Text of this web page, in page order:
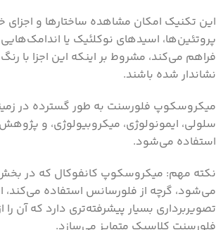
این تکنیک امکان مشاهده ساختارها و اجزای
پروتئین‌ها، اسیدهای نوکلئیک یا اندامک‌هایی
فراهم می‌کند، مشروط بر اینکه این اجزا با
نشاندار شده باشند.
میکروسکوپ فلورسنت به طور گسترده در
سلولی، ایمونولوژی، میکروبیولوژی، و
استفاده می‌شود.
نکته مهم: میکروسکوپ کانفوکال که در
می‌شود، گرچه از فلورسانس استفاده می‌کند،
تصویربرداری بسیار پیشرفته‌تری دارد که آن